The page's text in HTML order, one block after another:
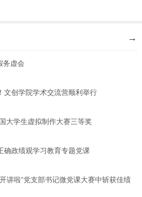
→
务虚会
文创学院学术交流营顺利举行
大学生虚拟制作大赛三等奖
确政绩观学习教育专题党课
讲啦”党支部书记微党课大赛中斩获佳绩